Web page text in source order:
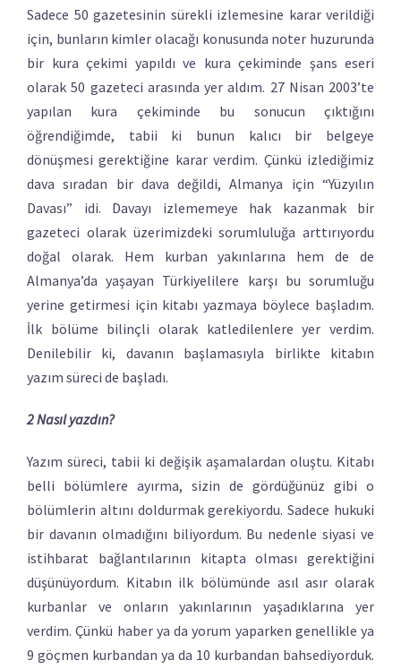
Sadece 50 gazetesinin sürekli izlemesine karar verildiği
için, bunların kimler olacağı konusunda noter huzurunda
bir kura çekimi yapıldı ve kura çekiminde şans eseri
olarak 50 gazeteci arasında yer aldım. 27 Nisan 2003’te
yapılan kura çekiminde bu sonucun çıktığını
öğrendiğimde, tabii ki bunun kalıcı bir belgeye
dönüşmesi gerektiğine karar verdim. Çünkü izlediğimiz
dava sıradan bir dava değildi, Almanya için “Yüzyılın
Davası” idi. Davayı izlememeye hak kazanmak bir
gazeteci olarak üzerimizdeki sorumluluğa arttırıyordu
doğal olarak. Hem kurban yakınlarına hem de de
Almanya’da yaşayan Türkiyelilere karşı bu sorumluğu
yerine getirmesi için kitabı yazmaya böylece başladım.
İlk bölüme bilinçli olarak katledilenlere yer verdim.
Denilebilir ki, davanın başlamasıyla birlikte kitabın
yazım süreci de başladı.
2 Nasıl yazdın?
Yazım süreci, tabii ki değişik aşamalardan oluştu. Kitabı
belli bölümlere ayırma, sizin de gördüğünüz gibi o
bölümlerin altını doldurmak gerekiyordu. Sadece hukuki
bir davanın olmadığını biliyordum. Bu nedenle siyasi ve
istihbarat bağlantılarının kitapta olması gerektiğini
düşünüyordum. Kitabın ilk bölümünde asıl asır olarak
kurbanlar ve onların yakınlarının yaşadıklarına yer
verdim. Çünkü haber ya da yorum yaparken genellikle ya
9 göçmen kurbandan ya da 10 kurbandan bahsediyorduk.